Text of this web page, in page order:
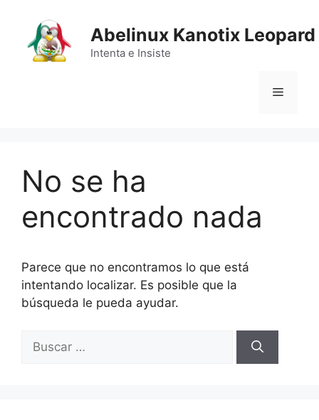
contenido
Abelinux Kanotix Leopard
Intenta e Insiste
Menú
No se ha
encontrado nada
Parece que no encontramos lo que está
intentando localizar. Es posible que la
búsqueda le pueda ayudar.